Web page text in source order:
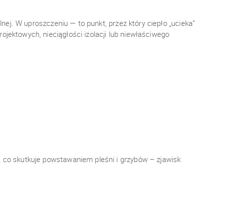
W uproszczeniu — to punkt, przez który ciepło „ucieka”
nieciągłości izolacji lub niewłaściwego
skutkuje powstawaniem pleśni i grzybów – zjawisk